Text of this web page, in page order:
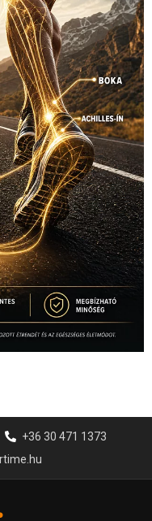
+36 30 471 1373